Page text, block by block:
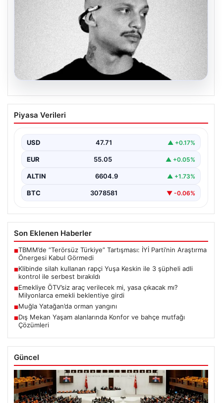
06.08.2026
Klibinde silah kullanan rapçi Yuşa
Keskin ile 3 şüpheli adli kontrol ile
Piyasa Verileri
USD 47.71 ▲ +0.17%
EUR 55.05 ▲ +0.05%
ALTIN 6604.9 ▲ +1.73%
BTC 3078581 ▼ -0.06%
Son Eklenen Haberler
■TBMM’de “Terörsüz Türkiye” Tartışması: İYİ Parti’nin Araştırma
Önergesi Kabul Görmedi
■Klibinde silah kullanan rapçi Yuşa Keskin ile 3 şüpheli adli
kontrol ile serbest bırakıldı
■Emekliye ÖTV’siz araç verilecek mi, yasa çıkacak mı?
Milyonlarca emekli beklentiye girdi
■Muğla Yatağan’da orman yangını
■Dış Mekan Yaşam alanlarında Konfor ve bahçe mutfağı
Çözümleri
Güncel